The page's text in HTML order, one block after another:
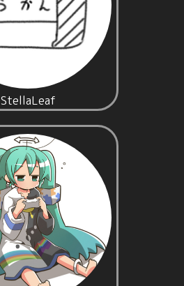
StellaLeaf